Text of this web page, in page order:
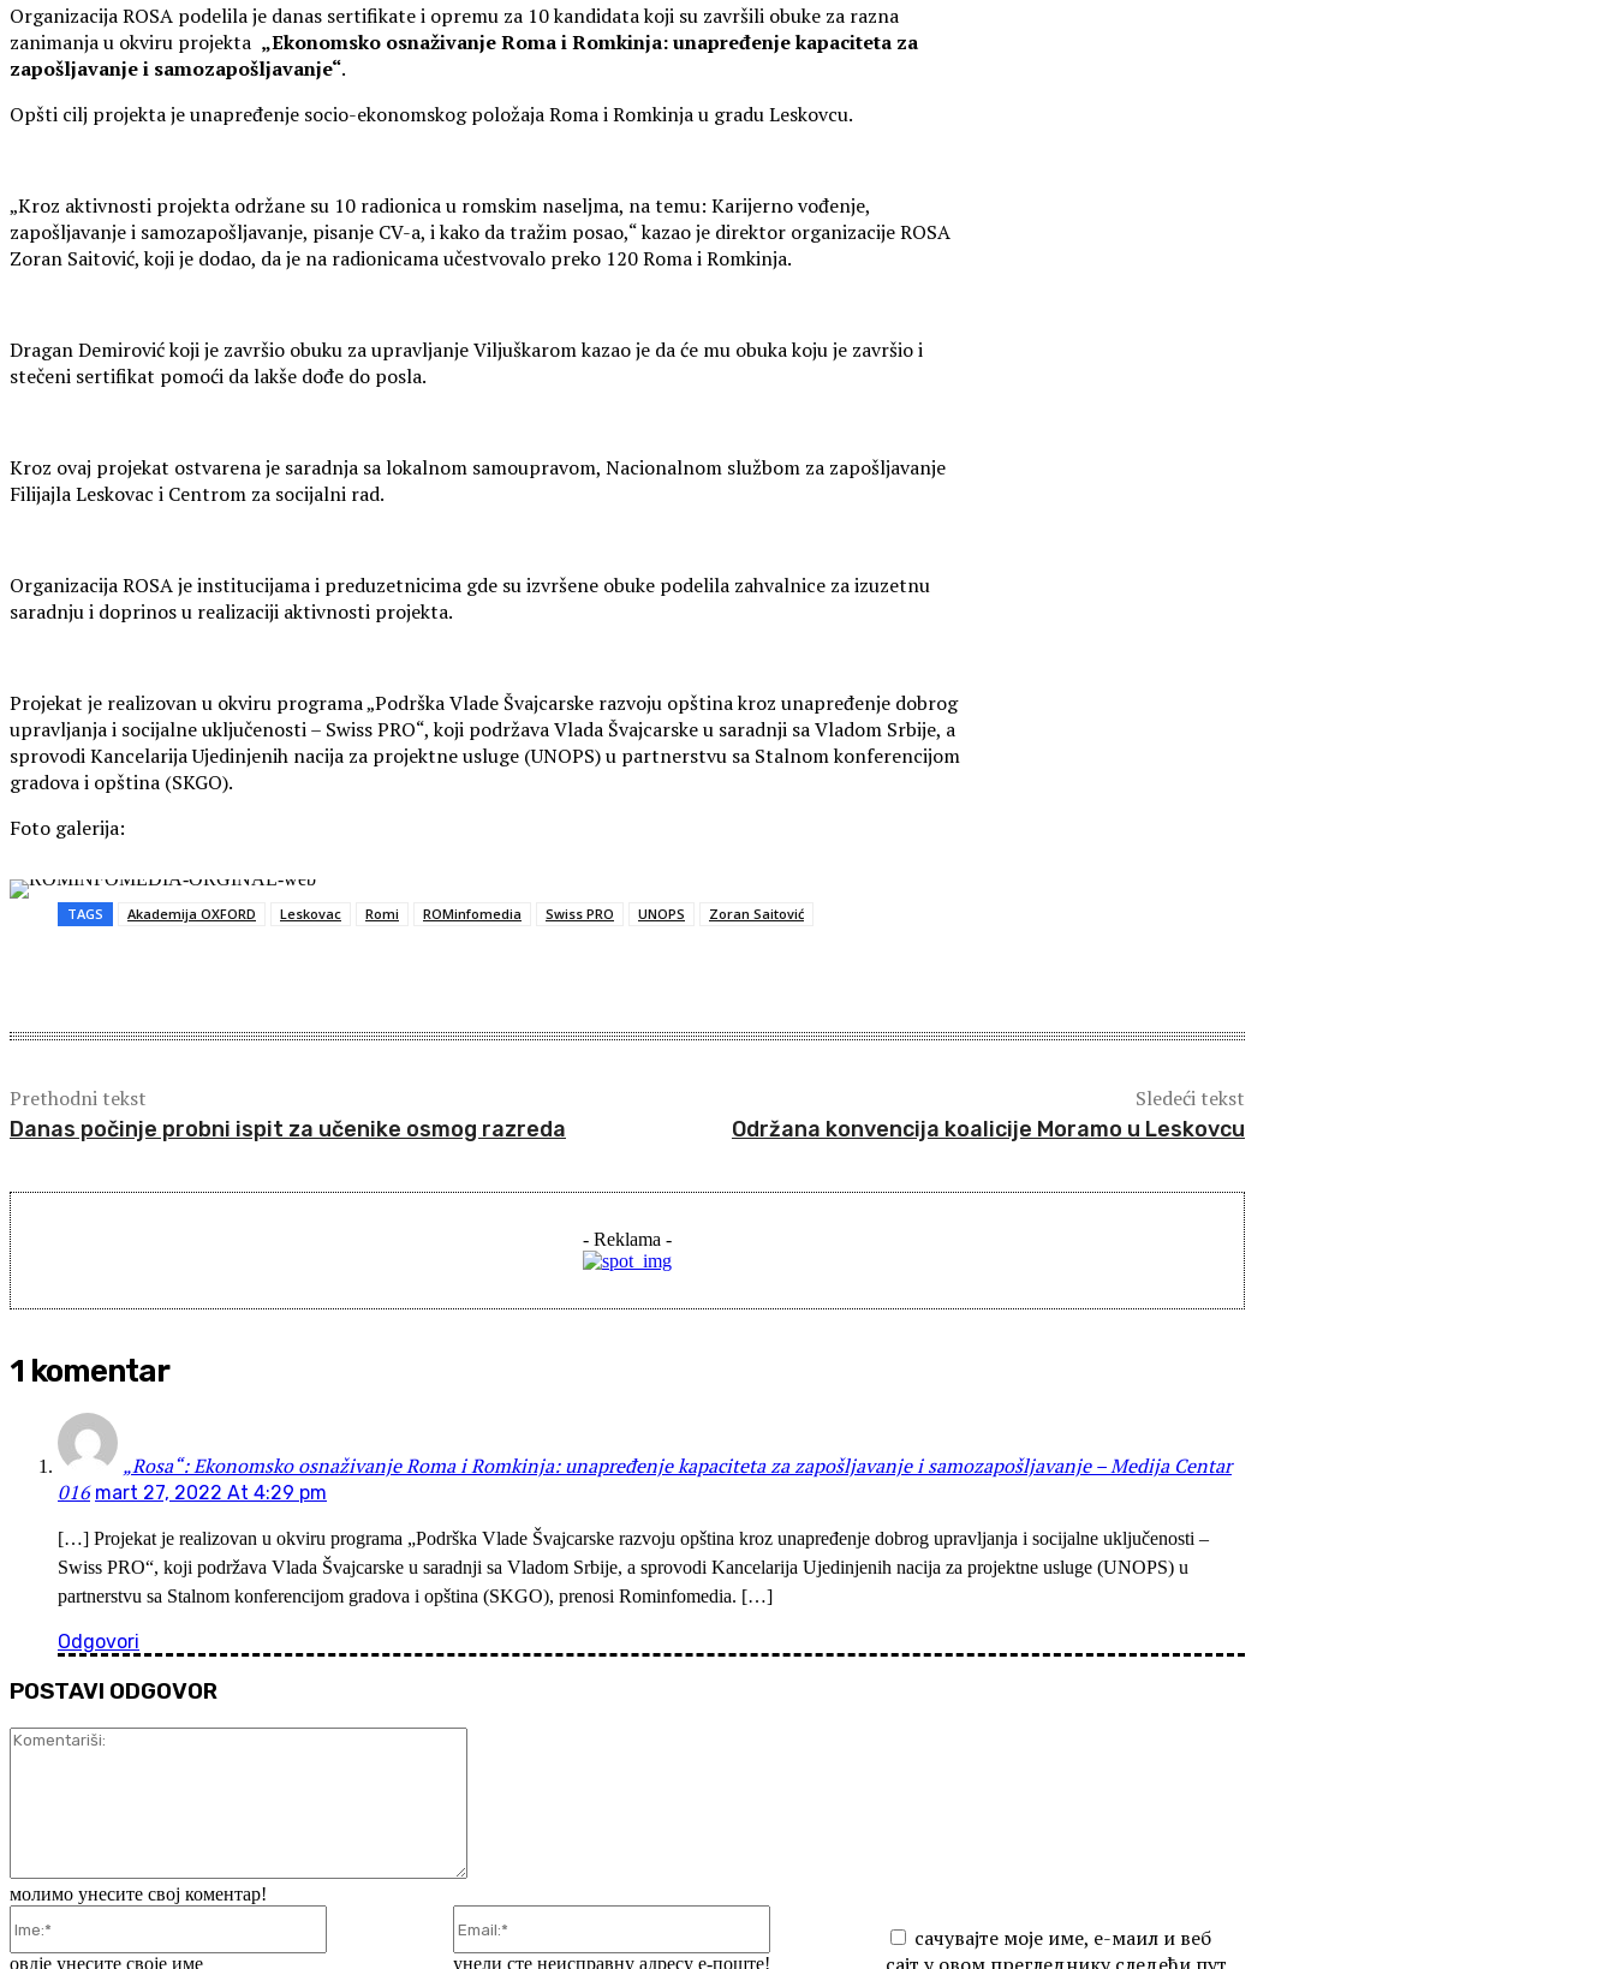
Organizacija ROSA podelila je danas sertifikate i opremu za 10 kandidata koji su završili obuke za razna
zanimanja u okviru projekta „Ekonomsko osnaživanje Roma i Romkinja: unapređenje kapaciteta za
zapošljavanje i samozapošljavanje“.
Opšti cilj projekta je unapređenje socio-ekonomskog položaja Roma i Romkinja u gradu Leskovcu.
„Kroz aktivnosti projekta održane su 10 radionica u romskim naseljma, na temu: Karijerno vođenje,
zapošljavanje i samozapošljavanje, pisanje CV-a, i kako da tražim posao,“ kazao je direktor organizacije ROSA
Zoran Saitović, koji je dodao, da je na radionicama učestvovalo preko 120 Roma i Romkinja.
Dragan Demirović koji je završio obuku za upravljanje Viljuškarom kazao je da će mu obuka koju je završio i
stečeni sertifikat pomoći da lakše dođe do posla.
Kroz ovaj projekat ostvarena je saradnja sa lokalnom samoupravom, Nacionalnom službom za zapošljavanje
Filijajla Leskovac i Centrom za socijalni rad.
Organizacija ROSA je institucijama i preduzetnicima gde su izvršene obuke podelila zahvalnice za izuzetnu
saradnju i doprinos u realizaciji aktivnosti projekta.
Projekat je realizovan u okviru programa „Podrška Vlade Švajcarske razvoju opština kroz unapređenje dobrog
upravljanja i socijalne uključenosti – Swiss PRO“, koji podržava Vlada Švajcarske u saradnji sa Vladom Srbije, a
sprovodi Kancelarija Ujedinjenih nacija za projektne usluge (UNOPS) u partnerstvu sa Stalnom konferencijom
gradova i opština (SKGO).
Foto galerija:
TAGS Akademija OXFORD Leskovac Romi ROMinfomedia Swiss PRO UNOPS Zoran Saitović
Prethodni tekst
Danas počinje probni ispit za učenike osmog razreda
Sledeći tekst
Održana konvencija koalicije Moramo u Leskovcu
- Reklama -
1 komentar
„Rosa“: Ekonomsko osnaživanje Roma i Romkinja: unapređenje kapaciteta za zapošljavanje i samozapošljavanje – Medija Centar
016 mart 27, 2022 At 4:29 pm
[…] Projekat je realizovan u okviru programa „Podrška Vlade Švajcarske razvoju opština kroz unapređenje dobrog upravljanja i socijalne uključenosti –
Swiss PRO“, koji podržava Vlada Švajcarske u saradnji sa Vladom Srbije, a sprovodi Kancelarija Ujedinjenih nacija za projektne usluge (UNOPS) u
partnerstvu sa Stalnom konferencijom gradova i opština (SKGO), prenosi Rominfomedia. […]
Odgovori
POSTAVI ODGOVOR
молимо унесите свој коментар!
овдје унесите своје име унели сте неисправну адресу е-поште!
сачувајте моје име, е-маил и веб